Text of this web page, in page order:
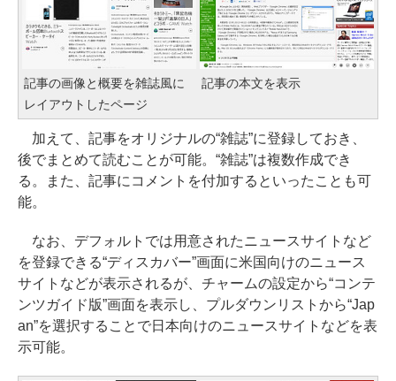
記事の画像と概要を雑誌風に
レイアウトしたページ
記事の本文を表示
加えて、記事をオリジナルの“雑誌”に登録しておき、
後でまとめて読むことが可能。“雑誌”は複数作成でき
る。また、記事にコメントを付加するといったことも可
能。
なお、デフォルトでは用意されたニュースサイトなど
を登録できる“ディスカバー”画面に米国向けのニュース
サイトなどが表示されるが、チャームの設定から“コンテ
ンツガイド版”画面を表示し、プルダウンリストから“Jap
an”を選択することで日本向けのニュースサイトなどを表
示可能。